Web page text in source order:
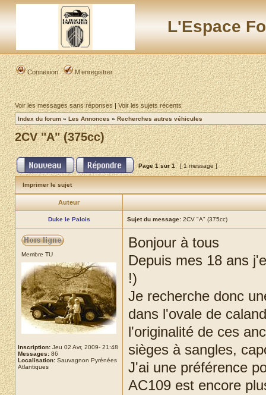
L'Espace
Connexion M’enregistrer
Voir les messages sans réponses|Voir les sujets récents
Index du forum » Les Annonces » Recherches autres véhicules
2CV "A" (375cc)
Page1sur1 [ 1 message ]
Imprimer le sujet
Auteur
Duke le Palois Sujet du message: 2CV "A" (375cc)
Membre TU
Inscription: Jeu 02 Avr, 2009- 21:48
Messages: 86
Localisation: Sauvagnon Pyrénées
Atlantiques
Bonjour à tous
Depuis mes 18 ans
!)
Je recherche donc
dans l'ovale de
l'originalité de ces
sièges à sangles,
J'ai une préférence
AC109 est encore